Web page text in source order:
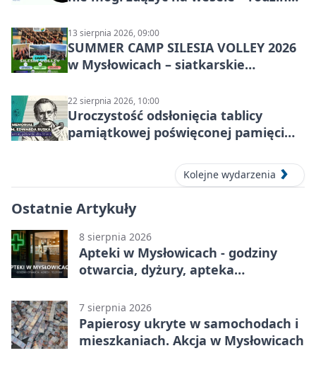
13 sierpnia 2026, 09:00
SUMMER CAMP SILESIA VOLLEY 2026
w Mysłowicach – siatkarskie
22 sierpnia 2026, 10:00
Uroczystość odsłonięcia tablicy
pamiątkowej poświęconej pamięci
Kolejne wydarzenia
Ostatnie Artykuły
8 sierpnia 2026
Apteki w Mysłowicach - godziny
otwarcia, dyżury, apteka
7 sierpnia 2026
Papierosy ukryte w samochodach i
mieszkaniach. Akcja w Mysłowicach